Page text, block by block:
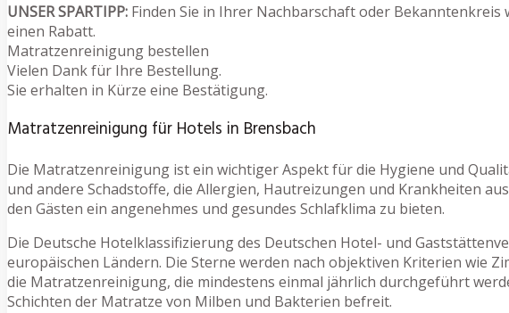
UNSER SPARTIPP: Finden Sie in Ihrer Nachbarschaft oder
einen Rabatt.
Matratzenreinigung bestellen
Vielen Dank für Ihre Bestellung.
Sie erhalten in Kürze eine Bestätigung.
Matratzenreinigung für Hotels in Brensbach
Die Matratzenreinigung ist ein wichtiger Aspekt für die Hygiene und
und andere Schadstoffe, die Allergien, Hautreizungen und Krankheiten
den Gästen ein angenehmes und gesundes Schlafklima zu bieten.
Die Deutsche Hotelklassifizierung des Deutschen Hotel- und
europäischen Ländern. Die Sterne werden nach objektiven Kriterien wie
die Matratzenreinigung, die mindestens einmal jährlich durchgeführt
Schichten der Matratze von Milben und Bakterien befreit.